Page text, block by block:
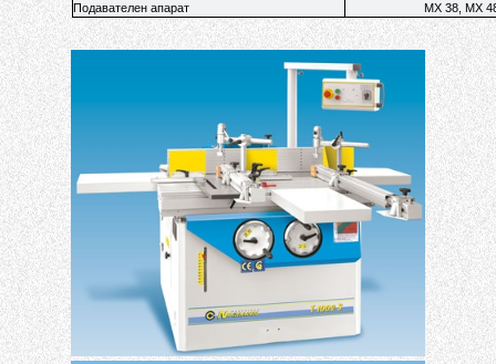
Подавателен апарат
MX 38, MX